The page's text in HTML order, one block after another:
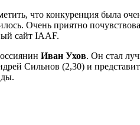
что конкуренция была
Очень приятно
сайт IAAF.
Иван Ухов. Он стал
Сильнов (2,30) и